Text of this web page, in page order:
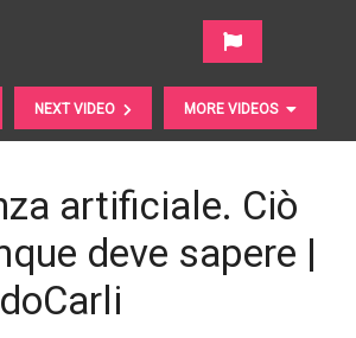
NEXT VIDEO MORE VIDEOS
artificiale. Ciò
deve sapere |